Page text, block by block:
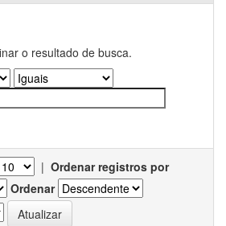
o resultado de busca.
| Ordenar registros por
Ordenar